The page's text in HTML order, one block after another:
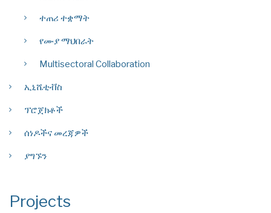
ተጠሪ ተቋማት
የሙያ ማህበራት
Multisectoral Collaboration
ኢኒሼቲቭስ
ፕሮጀክቶች
ሰነዶችና መረጃዎች
ያግኙን
Projects